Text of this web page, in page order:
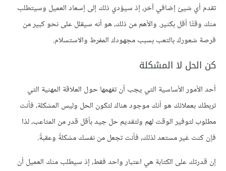
تقدم أي شيئ إضافي آخر، إذ سيؤدي ذلك إلى إسعاد العميل وسيتطلب
منك وقتًا أقل بكثير. والأهم من ذلك، هو أنه سيقلل على نحو كبير من
فرصة شعورك بالتعب بسبب مجهودك المفرط والاستسلام.
كن الحل لا المشكلة
أحد الأمور الأساسية التي يجب أن تفهمها حول العلاقة المهنية التي
تربطك بعملائك هو أنك موجود هناك لتكون الحل وليس المشكلة، فأنت
مطلوب لتوفير الوقت لهم ولتقديم حل جيد بأقل قدر من المتاعب، لذا
فإن كنت غير مستعد لذلك، فأنت تجعل من نفسك مشكلةً وعقبةً.
إن قدرتك على الكتابة هي اعتبار واحد فقط، إذ سيطلب منك العميل أن